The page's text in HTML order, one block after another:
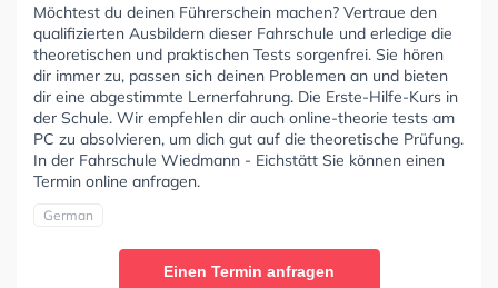
Möchtest du deinen Führerschein machen? Vertraue den
qualifizierten Ausbildern dieser Fahrschule und erledige die
theoretischen und praktischen Tests sorgenfrei. Sie hören
dir immer zu, passen sich deinen Problemen an und bieten
dir eine abgestimmte Lernerfahrung. Die Erste-Hilfe-Kurs in
der Schule. Wir empfehlen dir auch online-theorie tests am
PC zu absolvieren, um dich gut auf die theoretische Prüfung.
In der Fahrschule Wiedmann - Eichstätt Sie können einen
Termin online anfragen.
German
Einen Termin anfragen